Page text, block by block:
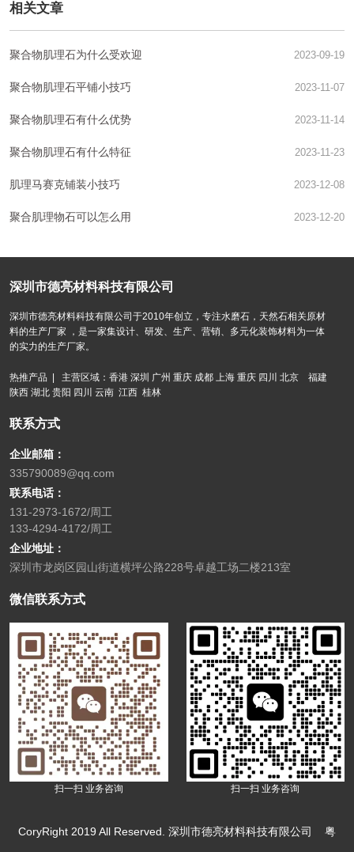
相关文章
2023-09-19
聚合物肌理石为什么受欢迎
2023-11-07
聚合物肌理石平铺小技巧
2023-11-14
聚合物肌理石有什么优势
2023-11-23
聚合物肌理石有什么特征
2023-12-08
肌理马赛克铺装小技巧
2023-12-20
聚合肌理物石可以怎么用
深圳市德亮材料科技有限公司
深圳市德亮材料科技有限公司于2010年创立，专注水磨石，天然石相关原材
料的生产厂家 ，是一家集设计、研发、生产、营销、多元化装饰材料为一体
的实力的生产厂家。
热推产品 | 主营区域：香港 深圳 广州 重庆 成都 上海 重庆 四川 北京 福建
陕西 湖北 贵阳 四川 云南 江西 桂林
联系方式
企业邮箱：
335790089@qq.com
联系电话：
131-2973-1672/周工
133-4294-4172/周工
企业地址：
深圳市龙岗区园山街道横坪公路228号卓越工场二楼213室
微信联系方式
扫一扫 业务咨询 扫一扫 业务咨询
CoryRight 2019 All Reserved. 深圳市德亮材料科技有限公司 粤